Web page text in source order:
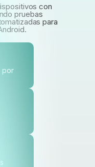
con
pruebas
para
por